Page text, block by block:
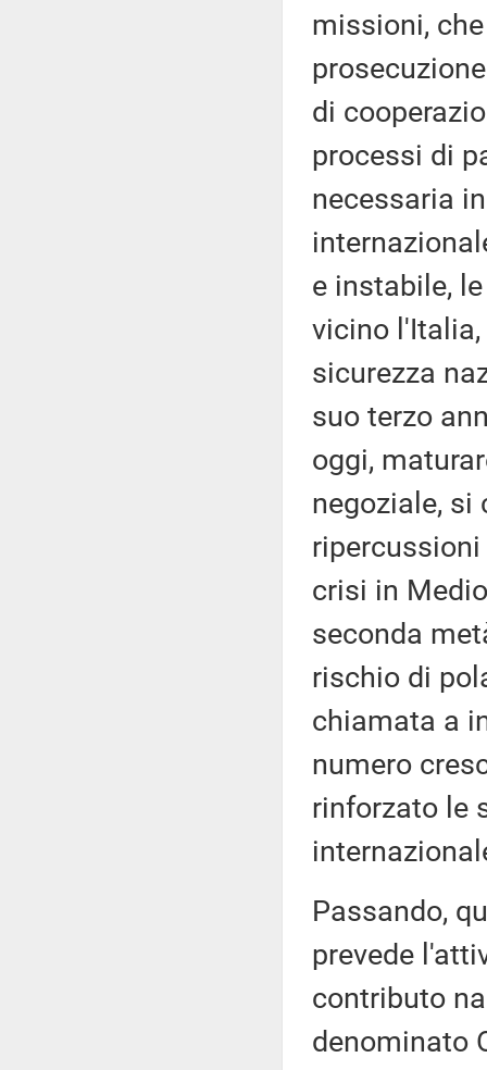
missioni,
di
processi di
necessaria
e instabile,
vicino
sicurezza
suo terzo
oggi,
negoziale, si
crisi in
seconda
rischio di
chiamata a
numero
rinforzato le
Passando,
prevede
contributo
denominato